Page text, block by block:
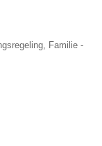
Familie -